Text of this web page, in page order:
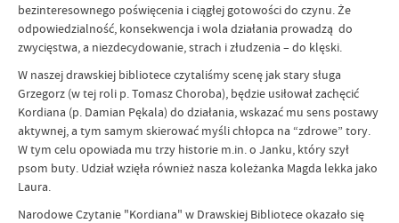
bezinteresownego poświęcenia i ciągłej gotowości do czynu. Że
odpowiedzialność, konsekwencja i wola działania prowadzą do
zwycięstwa, a niezdecydowanie, strach i złudzenia – do klęski.
W naszej drawskiej bibliotece czytaliśmy scenę jak stary sługa
Grzegorz (w tej roli p. Tomasz Choroba), będzie usiłował zachęcić
Kordiana (p. Damian Pękala) do działania, wskazać mu sens postawy
aktywnej, a tym samym skierować myśli chłopca na “zdrowe” tory.
W tym celu opowiada mu trzy historie m.in. o Janku, który szył
psom buty. Udział wzięła również nasza koleżanka Magda lekka jako
Laura.
Narodowe Czytanie "Kordiana" w Drawskiej Bibliotece okazało się